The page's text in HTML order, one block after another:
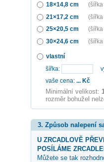
18×14,8 cm
(šířka
21×17,2 cm
(šířka
25×20,5 cm
(šířka
30×24,6 cm
(šířka
vlastní
šířka:
vaše cena: ... Kč
Minimální velikost:
rozměr bohužel
3. Způsob nalepení
U ZRCADLOVĚ
POSÍLÁME
Můžete se tak